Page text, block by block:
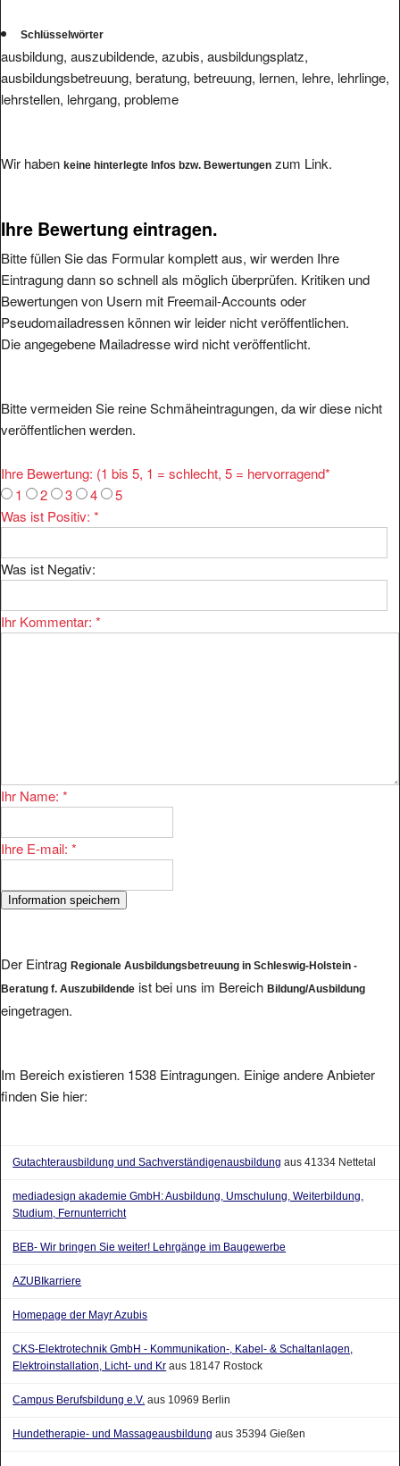
Schlüsselwörter
ausbildung, auszubildende, azubis, ausbildungsplatz,
ausbildungsbetreuung, beratung, betreuung, lernen, lehre, lehrlinge,
lehrstellen, lehrgang, probleme
Wir haben keine hinterlegte Infos bzw. Bewertungen zum Link.
Ihre Bewertung eintragen.
Bitte füllen Sie das Formular komplett aus, wir werden Ihre
Eintragung dann so schnell als möglich überprüfen. Kritiken und
Bewertungen von Usern mit Freemail-Accounts oder
Pseudomailadressen können wir leider nicht veröffentlichen.
Die angegebene Mailadresse wird nicht veröffentlicht.
Bitte vermeiden Sie reine Schmäheintragungen, da wir diese nicht
veröffentlichen werden.
Ihre Bewertung: (1 bis 5, 1 = schlecht, 5 = hervorragend*
1
2 3 4
5
Was ist Positiv: *
Was ist Negativ:
Ihr Kommentar: *
Ihr Name: *
Ihre E-mail: *
Der Eintrag Regionale Ausbildungsbetreuung in Schleswig-Holstein -
Beratung f. Auszubildende ist bei uns im Bereich Bildung/Ausbildung
eingetragen.
Im Bereich existieren 1538 Eintragungen. Einige andere Anbieter
finden Sie hier:
Gutachterausbildung und Sachverständigenausbildung aus 41334 Nettetal
mediadesign akademie GmbH: Ausbildung, Umschulung, Weiterbildung,
Studium, Fernunterricht
BEB- Wir bringen Sie weiter! Lehrgänge im Baugewerbe
AZUBIkarriere
Homepage der Mayr Azubis
CKS-Elektrotechnik GmbH - Kommunikation-, Kabel- & Schaltanlagen,
Elektroinstallation, Licht- und Kr aus 18147 Rostock
Campus Berufsbildung e.V. aus 10969 Berlin
Hundetherapie- und Massageausbildung aus 35394 Gießen